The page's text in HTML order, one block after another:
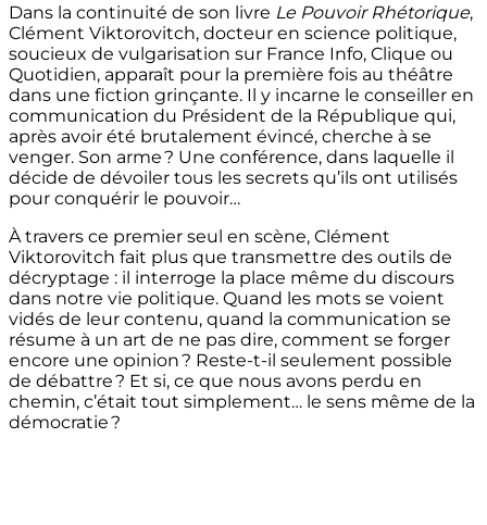
Dans la continuité de son livre Le Pouvoir Rhétorique,
Clément Viktorovitch, docteur en science politique,
soucieux de vulgarisation sur France Info, Clique ou
Quotidien, apparaît pour la première fois au théâtre
dans une fiction grinçante. Il y incarne le conseiller en
communication du Président de la République qui,
après avoir été brutalement évincé, cherche à se
venger. Son arme ? Une conférence, dans laquelle il
décide de dévoiler tous les secrets qu’ils ont utilisés
pour conquérir le pouvoir…
À travers ce premier seul en scène, Clément
Viktorovitch fait plus que transmettre des outils de
décryptage : il interroge la place même du discours
dans notre vie politique. Quand les mots se voient
vidés de leur contenu, quand la communication se
résume à un art de ne pas dire, comment se forger
encore une opinion ? Reste-t-il seulement possible
de débattre ? Et si, ce que nous avons perdu en
chemin, c’était tout simplement… le sens même de la
démocratie ?